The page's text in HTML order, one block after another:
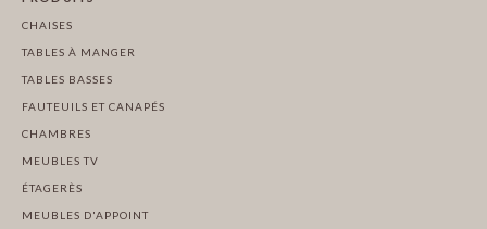
CHAISES
TABLES À MANGER
TABLES BASSES
FAUTEUILS ET CANAPÉS
CHAMBRES
MEUBLES TV
ÉTAGERÈS
MEUBLES D'APPOINT